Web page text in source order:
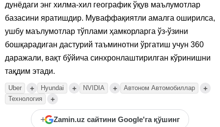
дунёдаги энг хилма-хил географик ўқув маълумотлар
базасини яратишдир. Муваффақиятли амалга оширилса,
ушбу маълумотлар тўплами ҳамкорларга ўз-ўзини
бошқарадиган дастурий таъминотни ўргатиш учун 360
даражали, вақт бўйича синхронлаштирилган кўринишни
тақдим этади.
Uber + Hyundai + NVIDIA + Автоном Автомобиллар +
Технология +
+ Zamin.uz сайтини Google'га қўшинг